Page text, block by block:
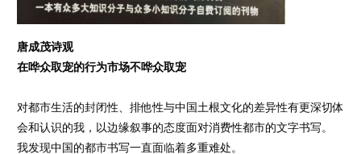
唐成茂诗观
在哗众取宠的行为市场不哗众取宠
对都市生活的封闭性、排他性与中国土根文化的差异性有更深切体
会和认识的我，以边缘叙事的态度面对消费性都市的文字书写。
我发现中国的都市书写一直面临着多重难处。